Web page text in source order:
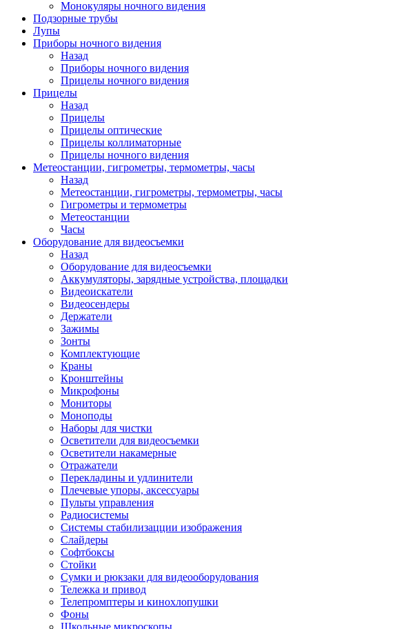
Монокуляры ночного видения
Подзорные трубы
Лупы
Приборы ночного видения
Назад
Приборы ночного видения
Прицелы ночного видения
Прицелы
Назад
Прицелы
Прицелы оптические
Прицелы коллиматорные
Прицелы ночного видения
Метеостанции, гигрометры, термометры, часы
Назад
Метеостанции, гигрометры, термометры, часы
Гигрометры и термометры
Метеостанции
Часы
Оборудование для видеосъемки
Назад
Оборудование для видеосъемки
Аккумуляторы, зарядные устройства, площадки
Видеоискатели
Видеосендеры
Держатели
Зажимы
Зонты
Комплектующие
Краны
Кронштейны
Микрофоны
Мониторы
Моноподы
Наборы для чистки
Осветители для видеосъемки
Осветители накамерные
Отражатели
Перекладины и удлинители
Плечевые упоры, аксессуары
Пульты управления
Радиосистемы
Системы стабилизацции изображения
Слайдеры
Софтбоксы
Стойки
Сумки и рюкзаки для видеооборудования
Тележка и привод
Телепромптеры и кинохлопушки
Фоны
Школьные микроскопы